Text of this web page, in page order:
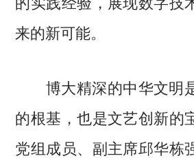
来的新可能。
博大精深的中华文明
的根基，也是文艺创新的
党组成员、副主席邱华栋